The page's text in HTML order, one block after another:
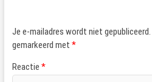
Je e-mailadres wordt niet gepubliceerd.
gemarkeerd met *
Reactie *